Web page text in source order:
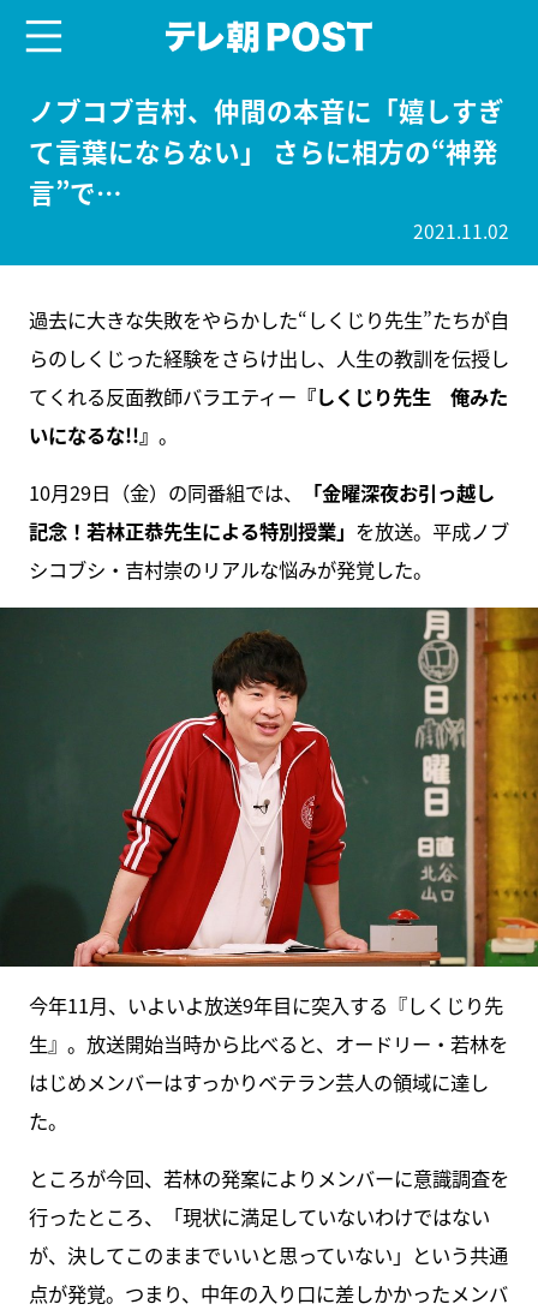
ノブコブ吉村、仲間の本音に「嬉しすぎ
て言葉にならない」 さらに相方の“神発
言”で…
2021.11.02
過去に大きな失敗をやらかした“しくじり先生”たちが自
らのしくじった経験をさらけ出し、人生の教訓を伝授し
てくれる反面教師バラエティー 『しくじり先生 俺みた
いになるな!!』 。
10月29日（金）の同番組では、
「金曜深夜お引っ越し
記念！若林正恭先生による特別授業」 を放送。平成ノブ
シコブシ・吉村崇のリアルな悩みが発覚した。
今年11月、いよいよ放送9年目に突入する『しくじり先
生』。放送開始当時から比べると、オードリー・若林を
はじめメンバーはすっかりベテラン芸人の領域に達し
た。
ところが今回、若林の発案によりメンバーに意識調査を
行ったところ、「現状に満足していないわけではない
が、決してこのままでいいと思っていない」という共通
点が発覚。つまり、中年の入り口に差しかかったメンバ